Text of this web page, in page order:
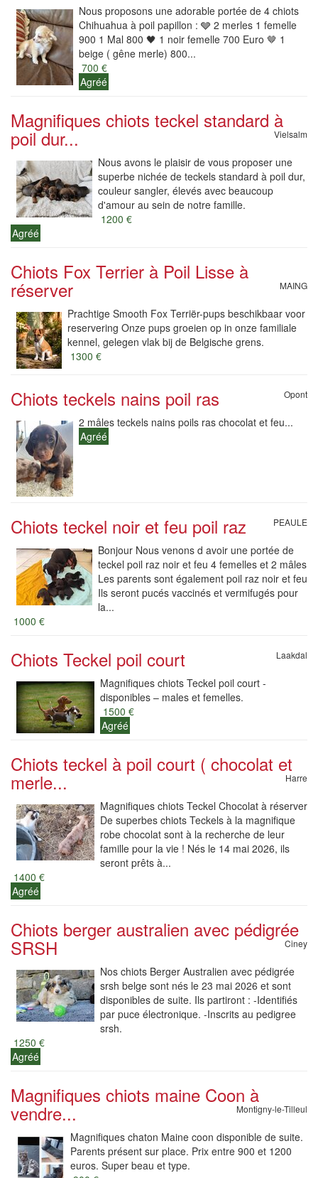
Nous proposons une adorable portée de 4 chiots
Chihuahua à poil papillon : 🩶 2 merles 1 femelle
900 1 Mal 800 🖤 1 noir femelle 700 Euro 🤎 1
beige ( gêne merle) 800...
700 €
Agréé
Magnifiques chiots teckel standard à
poil dur... Vielsalm
Nous avons le plaisir de vous proposer une
superbe nichée de teckels standard à poil dur,
couleur sangler, élevés avec beaucoup
d'amour au sein de notre famille.
1200 €
Agréé
Chiots Fox Terrier à Poil Lisse à
réserver MAING
Prachtige Smooth Fox Terriër-pups beschikbaar voor
reservering Onze pups groeien op in onze familiale
kennel, gelegen vlak bij de Belgische grens.
1300 €
Chiots teckels nains poil ras Opont
2 mâles teckels nains poils ras chocolat et feu...
Agréé
Chiots teckel noir et feu poil raz PEAULE
Bonjour Nous venons d avoir une portée de
teckel poil raz noir et feu 4 femelles et 2 mâles
Les parents sont également poil raz noir et feu
Ils seront pucés vaccinés et vermifugés pour
la...
1000 €
Chiots Teckel poil court Laakdal
Magnifiques chiots Teckel poil court -
disponibles – males et femelles.
1500 €
Agréé
Chiots teckel à poil court ( chocolat et
merle... Harre
Magnifiques chiots Teckel Chocolat à réserver
​De superbes chiots Teckels à la magnifique
robe chocolat sont à la recherche de leur
famille pour la vie ! Nés le 14 mai 2026, ils
seront prêts à...
1400 €
Agréé
Chiots berger australien avec pédigrée
SRSH Ciney
Nos chiots Berger Australien avec pédigrée
srsh belge sont nés le 23 mai 2026 et sont
disponibles de suite. Ils partiront : -Identifiés
par puce électronique. -Inscrits au pedigree
srsh.
1250 €
Agréé
Magnifiques chiots maine Coon à
vendre... Montigny-le-Tilleul
Magnifiques chaton Maine coon disponible de suite.
Parents présent sur place. Prix entre 900 et 1200
euros. Super beau et type.